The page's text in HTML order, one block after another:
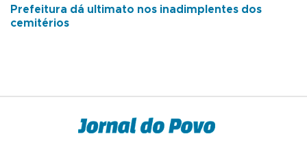
Prefeitura dá ultimato nos inadimplentes dos
cemitérios